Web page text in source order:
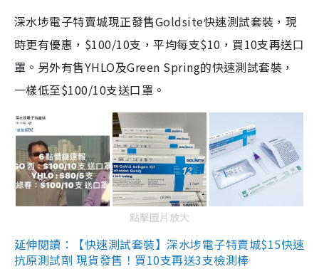
深水埗電子特賣城現正發售Goldsite快速測試套裝，現
時更有優惠，$100/10支，平均每支$10，買10支再送口
罩。另外有售YHLO及Green Spring的快速測試套裝，
一樣低至$100/10支送口罩。
點擊圖片放大
延伸閱讀：【快速測試套裝】深水埗電子特賣城$15快速
抗原測試劑 現貨發售！買10支再送3支檢測棒